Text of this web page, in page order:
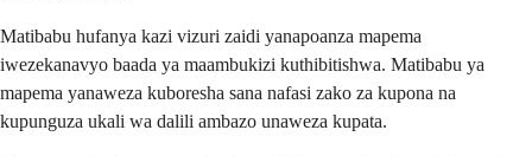
Matibabu hufanya kazi vizuri zaidi yanapoanza mapema
iwezekanavyo baada ya maambukizi kuthibitishwa. Matibabu ya
mapema yanaweza kuboresha sana nafasi zako za kupona na
kupunguza ukali wa dalili ambazo unaweza kupata.